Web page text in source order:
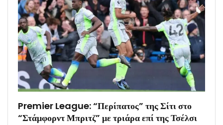
Premier League: “Περίπατος” της Σίτι στο
“Στάμφορντ Μπριτζ” με τριάρα επί της Τσέλσι